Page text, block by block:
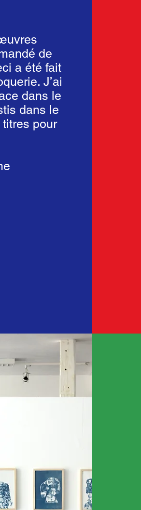
de
a été fait
J’ai
dans le
dans le
pour